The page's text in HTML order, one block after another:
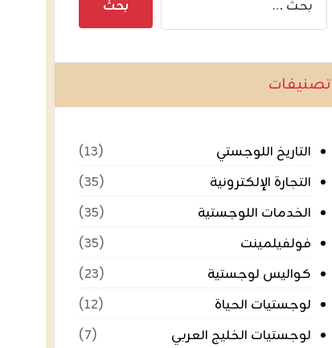
تصنيفات
التاريخ اللوجستي
(١٣)
التجارة الإلكترونية
(٣٥)
الخدمات اللوجستية
(٣٥)
فولفيلمينت
(٣٥)
كواليس لوجستية
(٢٣)
لوجستيات الحياة
(١٢)
لوجستيات الخليج العربي
(٧)